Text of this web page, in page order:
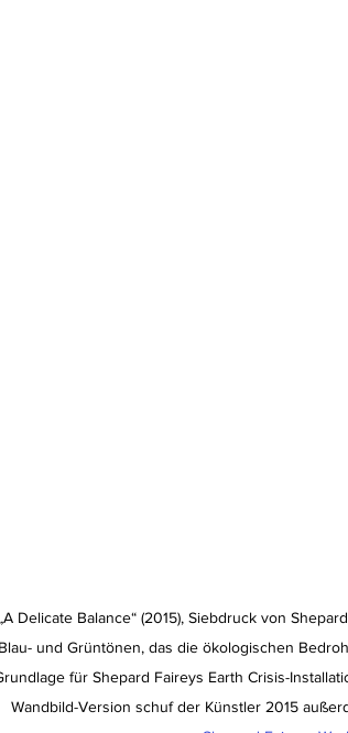
„A Delicate Balance“ (2015), Siebdruck von
Blau- und Grüntönen, das die ökologischen
für Shepard Faireys Earth Crisis-
Wandbild-Version schuf der Künstler 2015